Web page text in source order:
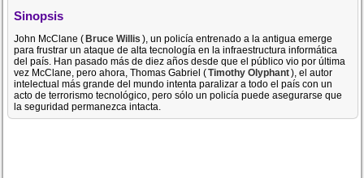
Sinopsis
John McClane (Bruce Willis ), un policía entrenado a la antigua emerge
para frustrar un ataque de alta tecnología en la infraestructura informática
del país. Han pasado más de diez años desde que el público vio por última
vez McClane, pero ahora, Thomas Gabriel (Timothy Olyphant), el autor
intelectual más grande del mundo intenta paralizar a todo el país con un
acto de terrorismo tecnológico, pero sólo un policía puede asegurarse que
la seguridad permanezca intacta.